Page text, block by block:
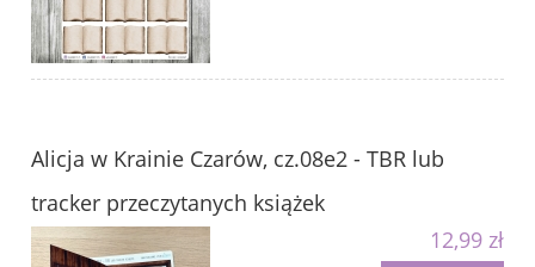
Alicja w Krainie Czarów, cz.08e2 - TBR lub
tracker przeczytanych książek
12,99 zł